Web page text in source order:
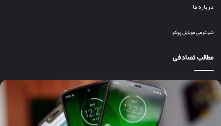
درباره ما
شیائومیموبایلپوکو
مطالب تصادفی